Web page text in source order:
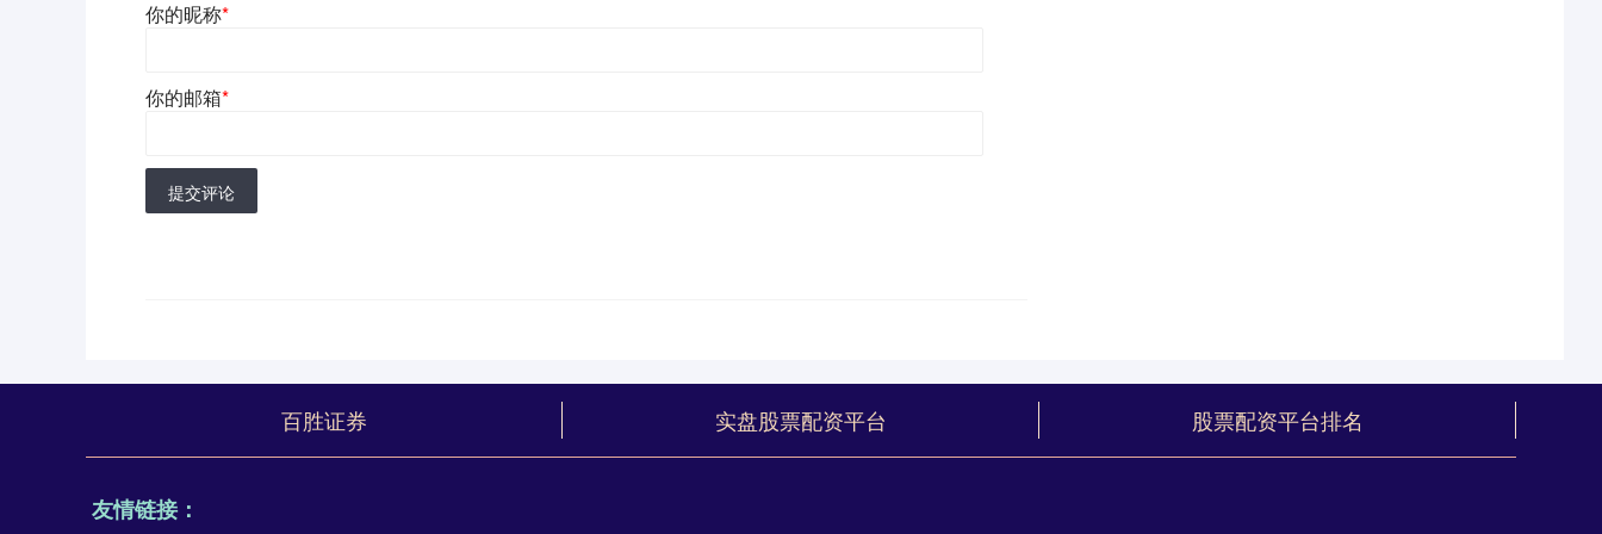
你的昵称*
你的邮箱*
提交评论
百胜证券 实盘股票配资平台 股票配资平台排名
友情链接：